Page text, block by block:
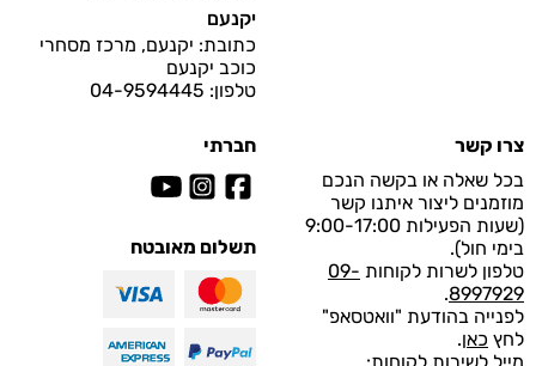
יקנעם
כתובת: יקנעם, מרכז מסחרי
כוכב יקנעם
טלפון: 04-9594445
צרו קשר
בכל שאלה או בקשה הנכם
מוזמנים ליצור איתנו קשר
(שעות הפעילות 9:00-17:00
בימי חול).
טלפון לשרות לקוחות 09-
8997929
.
לפנייה בהודעת "וואטסאפ"
לחץ כאן.
מייל לשירות לקוחות:
חברתי
תשלום מאובטח